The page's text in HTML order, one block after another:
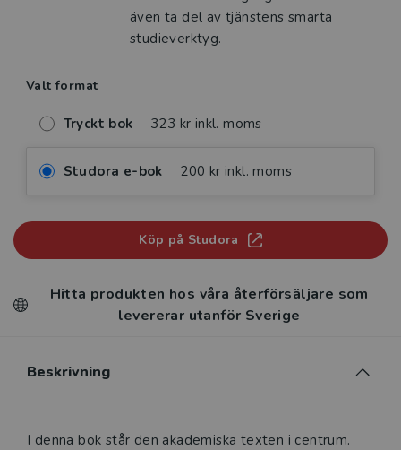
även ta del av tjänstens smarta
studieverktyg.
Valt format
Tryckt bok 323 kr inkl. moms
Studora e-bok 200 kr inkl. moms
Köp på Studora
Hitta produkten hos våra återförsäljare som
levererar utanför Sverige
Beskrivning
I denna bok står den akademiska texten i centrum.